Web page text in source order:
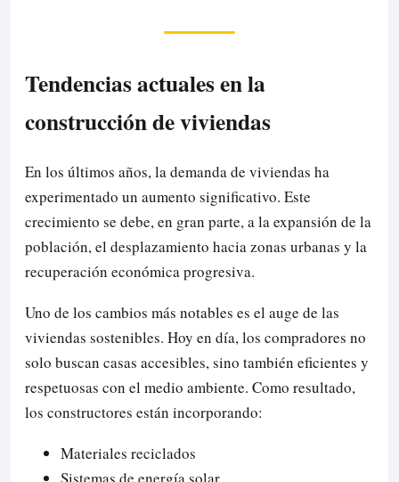
Tendencias actuales en la
construcción de viviendas
En los últimos años, la demanda de viviendas ha
experimentado un aumento significativo. Este
crecimiento se debe, en gran parte, a la expansión de la
población, el desplazamiento hacia zonas urbanas y la
recuperación económica progresiva.
Uno de los cambios más notables es el auge de las
viviendas sostenibles. Hoy en día, los compradores no
solo buscan casas accesibles, sino también eficientes y
respetuosas con el medio ambiente. Como resultado,
los constructores están incorporando:
Materiales reciclados